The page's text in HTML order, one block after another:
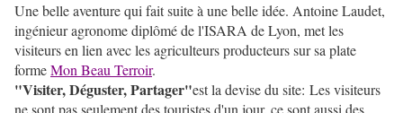
Une belle aventure qui fait suite à une belle idée. Antoine Laudet,
ingénieur agronome diplômé de l'ISARA de Lyon, met les
visiteurs en lien avec les agriculteurs producteurs sur sa plate
formeMon Beau Terroir.
"Visiter, Déguster, Partager"est la devise du site: Les visiteurs
ne sont pas seulement des touristes d'un jour, ce sont aussi des